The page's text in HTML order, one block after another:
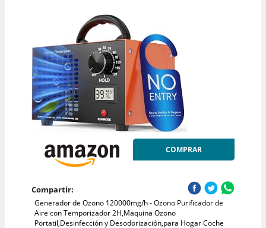
COMPRAR
Compartir:
Generador de Ozono 120000mg/h - Ozono Purificador de
Aire con Temporizador 2H,Maquina Ozono
Portatil,Desinfección y Desodorización,para Hogar Coche